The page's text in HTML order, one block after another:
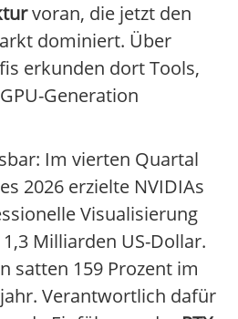
voran, die jetzt den
dominiert. Über
erkunden dort Tools,
Generation
Im vierten Quartal
2026 erzielte NVIDIAs
Visualisierung
Milliarden US-Dollar.
satten 159 Prozent im
Verantwortlich dafür